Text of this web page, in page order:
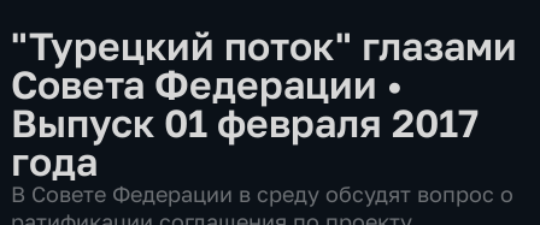
"Турецкий поток" глазами
Совета Федерации •
Выпуск 01 февраля 2017
года
В Совете Федерации в среду обсудят вопрос о